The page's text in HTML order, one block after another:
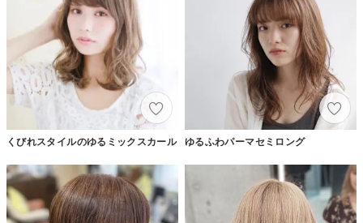
くびれスタイルのゆるミックスカール ゆるふわパーマセミロング